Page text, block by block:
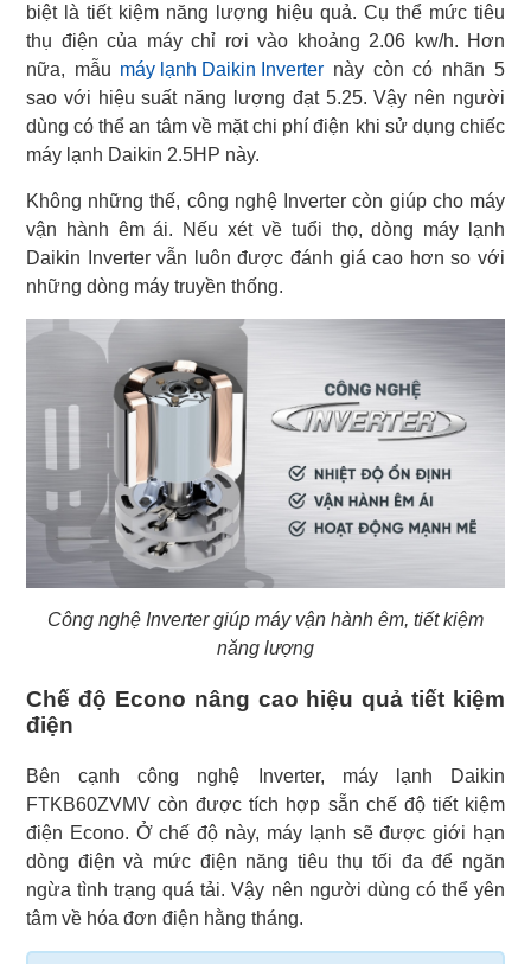
biệt là tiết kiệm năng lượng hiệu quả. Cụ thể mức tiêu
thụ điện của máy chỉ rơi vào khoảng 2.06 kw/h. Hơn
nữa, mẫu máy lạnh Daikin Inverter này còn có nhãn 5
sao với hiệu suất năng lượng đạt 5.25. Vậy nên người
dùng có thể an tâm về mặt chi phí điện khi sử dụng chiếc
máy lạnh Daikin 2.5HP này.
Không những thế, công nghệ Inverter còn giúp cho máy
vận hành êm ái. Nếu xét về tuổi thọ, dòng máy lạnh
Daikin Inverter vẫn luôn được đánh giá cao hơn so với
những dòng máy truyền thống.
Công nghệ Inverter giúp máy vận hành êm, tiết kiệm
năng lượng
Chế độ Econo nâng cao hiệu quả tiết kiệm
điện
Bên cạnh công nghệ Inverter, máy lạnh Daikin
FTKB60ZVMV còn được tích hợp sẵn chế độ tiết kiệm
điện Econo. Ở chế độ này, máy lạnh sẽ được giới hạn
dòng điện và mức điện năng tiêu thụ tối đa để ngăn
ngừa tình trạng quá tải. Vậy nên người dùng có thể yên
tâm về hóa đơn điện hằng tháng.